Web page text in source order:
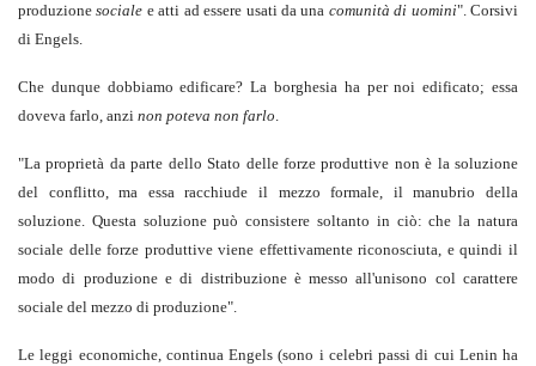
produzionesociale e atti ad essere usati da una comunità di uomini". Corsivi
di Engels.
Che dunque dobbiamo edificare? La borghesia ha per noi edificato; essa
doveva farlo, anzi non poteva non farlo.
"La proprietà da parte dello Stato delle forze produttive non è la soluzione
del conflitto, ma essa racchiude il mezzo formale, il manubrio della
soluzione. Questa soluzione può consistere soltanto in ciò: che la natura
sociale delle forze produttive viene effettivamente riconosciuta, e quindi il
modo di produzione e di distribuzione è messo all'unisono col carattere
sociale del mezzo di produzione".
Le leggi economiche, continua Engels (sono i celebri passi di cui Lenin ha